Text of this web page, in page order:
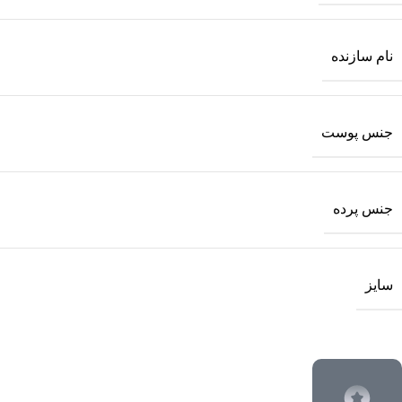
نام سازنده
جنس پوست
جنس پرده
سایز